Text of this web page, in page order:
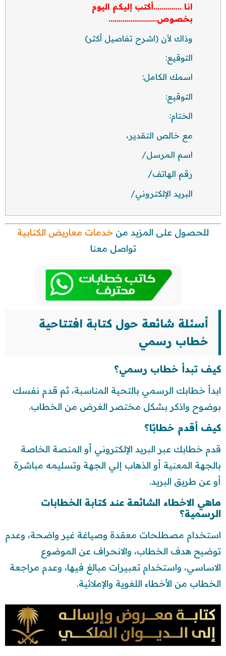
انا …………..أكتب إليكم اليوم
بخصوص……………………
وذاك لأن (اشرح تفاصيل أكثر)
التوقيع:
اسمك الكامل:
التوقيع:
الختام:
مع خالص التقدير،
اسم المرسل/
رقم الهاتف/
البريد الإلكتروني/
للحصول على المزيد من خدمات معاريض الكتابية
تواصل معنا
أسئلة شائعة حول كتابة افتتاحية
خطاب رسمي
كيف تبدأ خطاب رسمي؟
ابدأ خطابك الرسمي بالتحية المناسبة، ثم قدم نفسك
بوضوح واذكر بشكل مختصر الغرض من الخطاب.
كيف أقدم خطابًا؟
قدم خطابك عبر البريد الإلكتروني أو المنصة الخاصة
بالجهة المعنية أو الذهاب إلي الجهة وتسليمه مباشرة
أو عن طريق البريد.
ماهي الاخطاء الشائعة عند كتابة الخطابات
الرسمية؟
استخدام مصطلحات معقدة وصياغة غير واضحة، وعدم
توضيح هدف الخطاب، والانحراف عن الموضوع
الاساسي، واستخدام تعبيرات مبالغ فيها، وعدم مراجعة
الخطاب من الأخطاء اللغوية والإملائية.